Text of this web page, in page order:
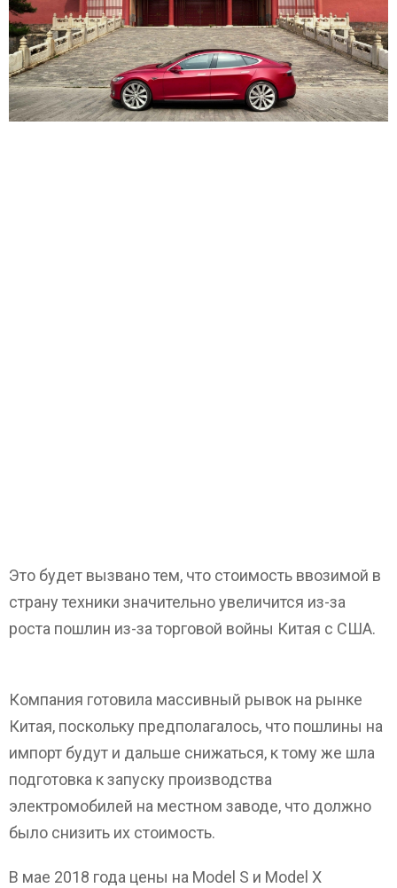
Это будет вызвано тем, что стоимость ввозимой в
страну техники значительно увеличится из-за
роста пошлин из-за торговой войны Китая с США.
Компания готовила массивный рывок на рынке
Китая, поскольку предполагалось, что пошлины на
импорт будут и дальше снижаться, к тому же шла
подготовка к запуску производства
электромобилей на местном заводе, что должно
было снизить их стоимость.
В мае 2018 года цены на Model S и Model X